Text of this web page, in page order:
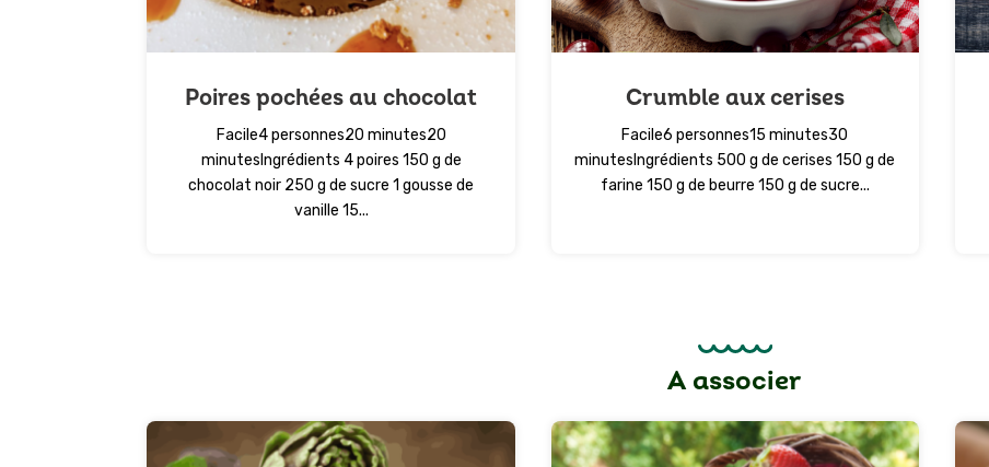
Poires pochées au chocolat
Facile4 personnes20 minutes20
minutesIngrédients 4 poires 150 g de
chocolat noir 250 g de sucre 1 gousse de
vanille 15...
Crumble aux cerises
Facile6 personnes15 minutes30
minutesIngrédients 500 g de cerises 150 g de
farine 150 g de beurre 150 g de sucre...
A associer